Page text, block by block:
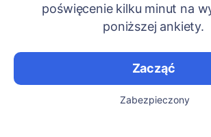
poświęcenie kilku minut na
poniższej ankiety.
Zacząć
Zabezpieczony